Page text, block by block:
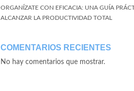
ORGANÍZATE CON EFICACIA: UNA GUÍA
ALCANZAR LA PRODUCTIVIDAD TOTAL
COMENTARIOS RECIENTES
No hay comentarios que mostrar.